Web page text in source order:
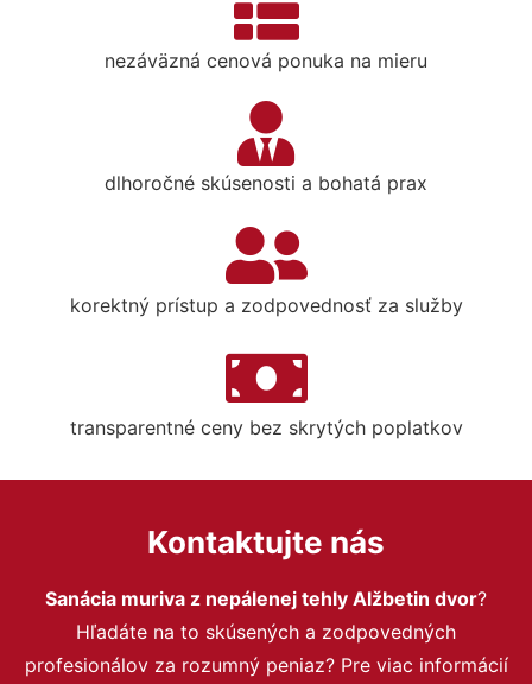
nezáväzná cenová ponuka na mieru
dlhoročné skúsenosti a bohatá prax
korektný prístup a zodpovednosť za služby
transparentné ceny bez skrytých poplatkov
Kontaktujte nás
Sanácia muriva z nepálenej tehly Alžbetin dvor?
Hľadáte na to skúsených a zodpovedných
profesionálov za rozumný peniaz? Pre viac informácií